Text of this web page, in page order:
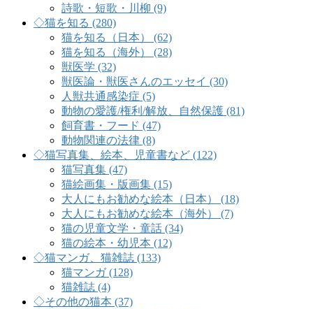
詩歌・短歌・川柳 (9)
◇猫を知る (280)
猫を知る（日本） (62)
猫を知る（海外） (28)
獣医学 (32)
獣医論・獣医さんのエッセイ (30)
人獣共通感染症 (5)
動物の愛護/権利/解放、自然保護 (81)
飼育書・フード (47)
動物関連の法律 (8)
◇猫写真集、絵本、児童書など (122)
猫写真集 (47)
猫絵画集・版画集 (15)
大人にもお勧めな絵本（日本） (18)
大人にもお勧めな絵本（海外） (7)
猫の児童文学・童話 (34)
猫の絵本・幼児本 (12)
◇猫マンガ、猫雑誌 (133)
猫マンガ (128)
猫雑誌 (4)
◇その他の猫本 (37)